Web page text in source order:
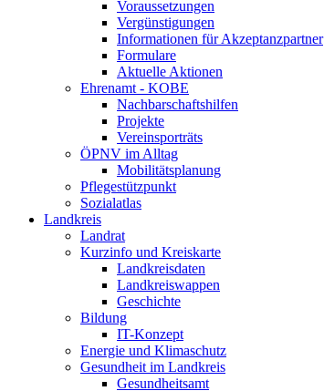
Voraussetzungen
Vergünstigungen
Informationen für Akzeptanzpartner
Formulare
Aktuelle Aktionen
Ehrenamt - KOBE
Nachbarschaftshilfen
Projekte
Vereinsporträts
ÖPNV im Alltag
Mobilitätsplanung
Pflegestützpunkt
Sozialatlas
Landkreis
Landrat
Kurzinfo und Kreiskarte
Landkreisdaten
Landkreiswappen
Geschichte
Bildung
IT-Konzept
Energie und Klimaschutz
Gesundheit im Landkreis
Gesundheitsamt